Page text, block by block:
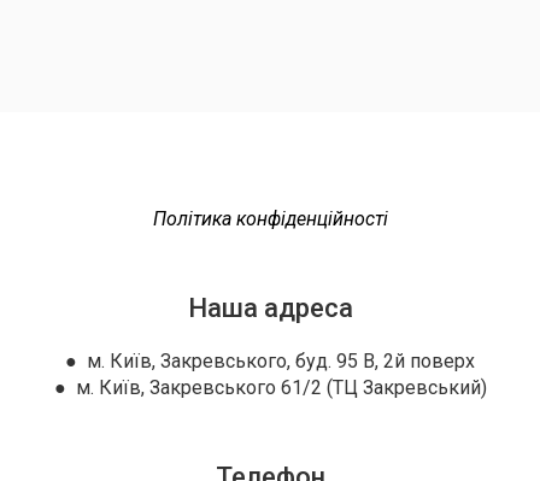
Політика конфіденційності
Наша адреса
● м. Київ, Закревського, буд. 95 В, 2й поверх
● м. Київ, Закревського 61/2 (ТЦ Закревський)